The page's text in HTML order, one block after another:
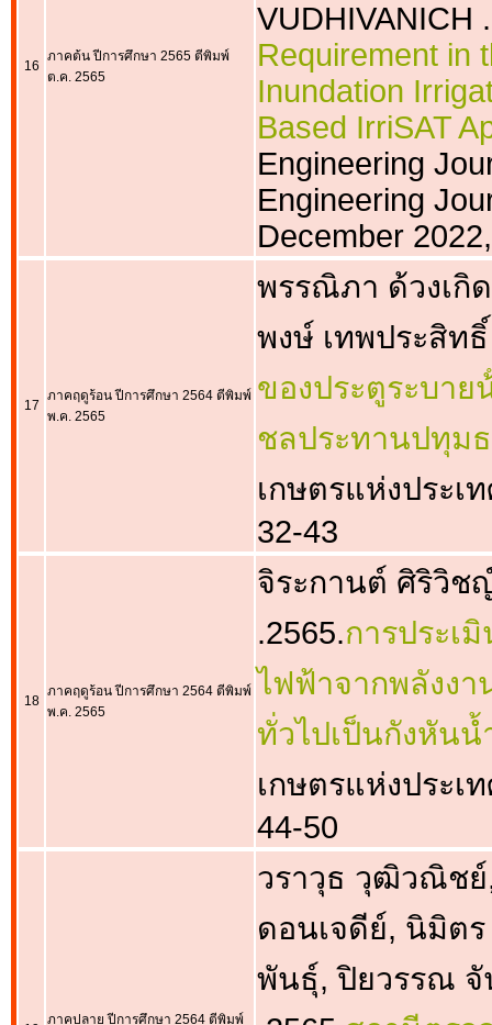
16
ภาคต้น ปีการศึกษา 2565 ตีพิมพ์
ต.ค. 2565
VUDHIVANICH
Requirement in
Inundation
Based IrriSAT
Engineering
Engineering
December
17
ภาคฤดูร้อน ปีการศึกษา 2564 ตีพิมพ์
พ.ค. 2565
พรรณิภา ด้วงเกิ
พงษ์ เทพประสิท
ของประตูระบา
ชลประทานปทุม
เกษตรแห่งประเ
32-43
18
ภาคฤดูร้อน ปีการศึกษา 2564 ตีพิมพ์
พ.ค. 2565
จิระกานต์ ศิริวิ
.2565.การประเ
ไฟฟ้าจากพลังง
ทั่วไปเป็นกังหัน
เกษตรแห่งประเ
44-50
ภาคปลาย ปีการศึกษา 2564 ตีพิมพ์
วราวุธ วุฒิวณิชย์
ดอนเจดีย์, นิมิต
พันธุ์, ปิยวรรณ จั